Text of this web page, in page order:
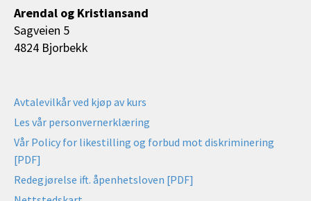
Arendal og Kristiansand
Sagveien 5
4824 Bjorbekk
Avtalevilkår ved kjøp av kurs
Les vår personvernerklæring
Vår Policy for likestilling og forbud mot diskriminering
[PDF]
Redegjørelse ift. åpenhetsloven [PDF]